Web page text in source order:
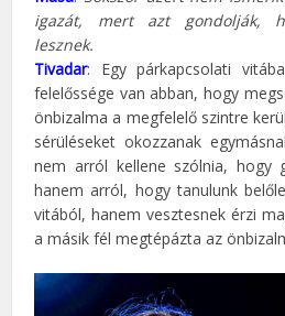
igazát, mert azt gondolják,
lesznek.
Tivadar: Egy párkapcsolati
felelőssége van abban, hogy
önbizalma a megfelelő szintre
sérüléseket okozzanak
nem arról kellene szólnia, hogy
hanem arról, hogy tanulunk
vitából, hanem vesztesnek érzi
a másik fél megtépázta az